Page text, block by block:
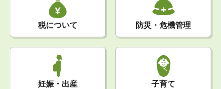
税について 防災・危機管理
妊娠・出産 子育て